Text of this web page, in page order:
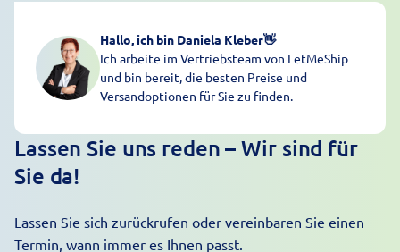
Hallo, ich bin Daniela Kleber👋
Ich arbeite im Vertriebsteam von LetMeShip
und bin bereit, die besten Preise und
Versandoptionen für Sie zu finden.
Lassen Sie uns reden – Wir sind für
Sie da!
Lassen Sie sich zurückrufen oder vereinbaren Sie einen
Termin, wann immer es Ihnen passt.